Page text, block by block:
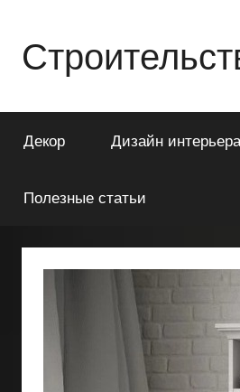
содержимому
о
строительстве
Декор Дизайн интерьера
Полезные статьи